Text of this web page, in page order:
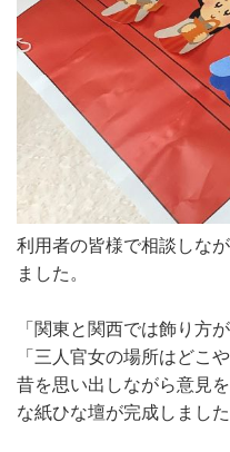
利用者の皆様で相談しな
ました。
「関東と関西では飾り方
「三人官女の場所はどこ
昔を思い出しながら意見
な紙ひな壇が完成しました